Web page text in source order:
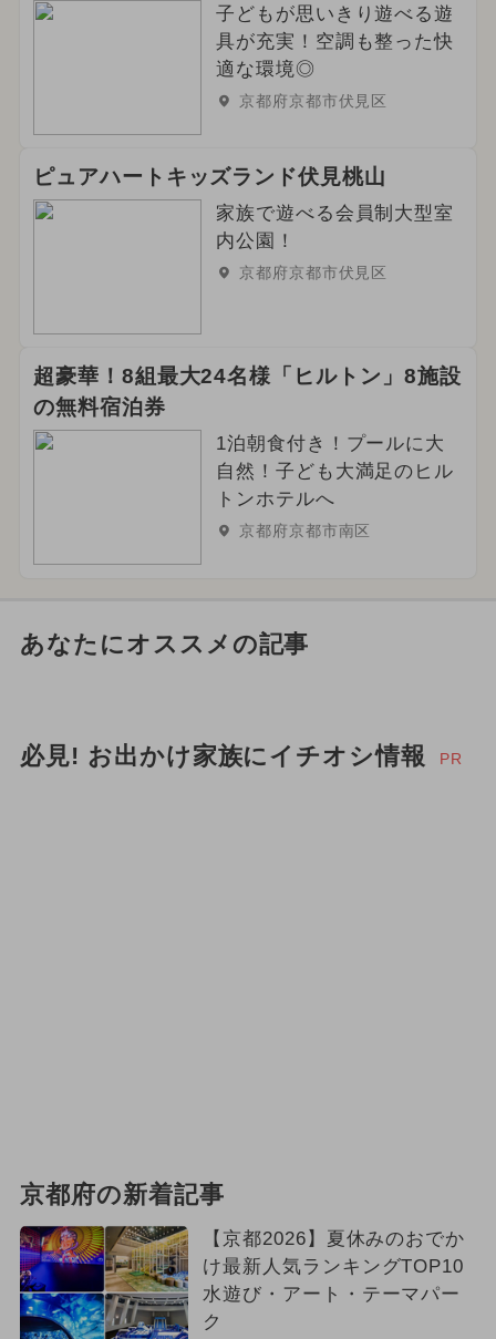
子どもが思いきり遊べる遊
具が充実！空調も整った快
適な環境◎
京都府京都市伏見区
ピュアハートキッズランド伏見桃山
家族で遊べる会員制大型室
内公園！
京都府京都市伏見区
超豪華！8組最大24名様「ヒルトン」8施設
の無料宿泊券
1泊朝食付き！プールに大
自然！子ども大満足のヒル
トンホテルへ
京都府京都市南区
あなたにオススメの記事
必見! お出かけ家族にイチオシ情報 PR
京都府の新着記事
【京都2026】夏休みのおでか
け最新人気ランキングTOP10
水遊び・アート・テーマパー
ク